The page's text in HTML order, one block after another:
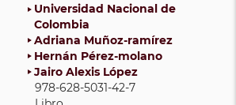
Universidad Nacional de
Colombia
Adriana Muñoz-ramírez
Hernán Pérez-molano
Jairo Alexis López
978-628-5031-42-7